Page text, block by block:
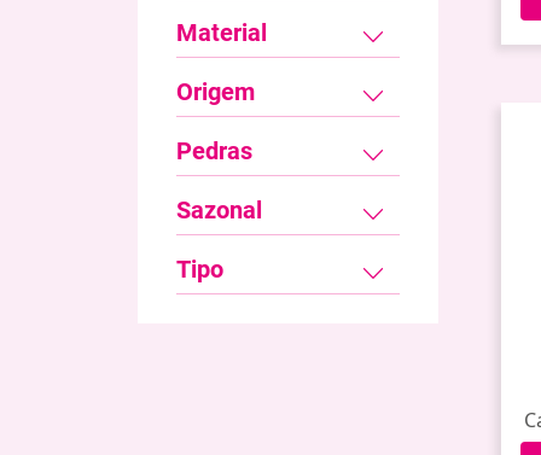
Material
Origem
Pedras
Sazonal
Tipo